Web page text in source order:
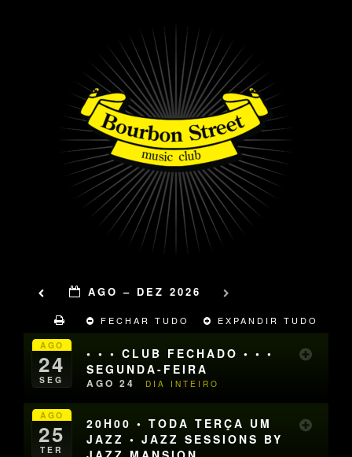
AGO – DEZ 2026
FECHAR TUDO EXPANDIR TUDO
AGO
24
SEG
• • • CLUB FECHADO • • •
SEGUNDA-FEIRA
AGO 24 DIA INTEIRO
AGO
25
TER
20H00 • TODA TERÇA UM
JAZZ • JAZZ SESSIONS BY